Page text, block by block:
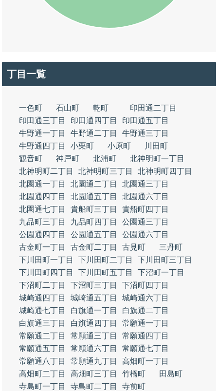
丁目一覧
一色町 石山町 乾町
印田通二丁目
印田通三丁目
印田通四丁目
印田通五丁目
牛野通一丁目
牛野通二丁目
牛野通三丁目
牛野通四丁目
小栗町 小原町
川田町
観音町
神戸町 北浦町
北神明町一丁目
北神明町二丁目
北神明町三丁目
北神明町四丁目
北園通一丁目
北園通二丁目
北園通三丁目
北園通四丁目
北園通五丁目
北園通六丁目
北園通七丁目
貴船町三丁目
貴船町四丁目
九品町三丁目
九品町四丁目
公園通三丁目
公園通四丁目
公園通五丁目
公園通六丁目
古金町一丁目
古金町二丁目 古見町
三丹町
下川田町一丁目
下川田町二丁目
下川田町三丁目
下川田町四丁目
下川田町五丁目
下沼町一丁目
下沼町二丁目
下沼町三丁目
下沼町四丁目
城崎通四丁目
城崎通五丁目
城崎通六丁目
城崎通七丁目
白旗通一丁目
白旗通二丁目
白旗通三丁目
白旗通四丁目
常願通一丁目
常願通二丁目
常願通三丁目
常願通四丁目
常願通五丁目
常願通六丁目
常願通七丁目
常願通八丁目
常願通九丁目
高畑町一丁目
高畑町二丁目
高畑町三丁目 竹橋町
田島町
寺島町一丁目
寺島町二丁目
寺前町